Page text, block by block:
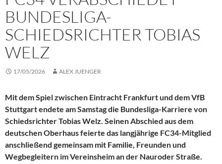
BUNDESLIGA-
SCHIEDSRICHTER TOBIAS
WELZ
17/05/2026 ALEX JUENGER
Mit dem Spiel zwischen Eintracht Frankfurt und dem VfB
Stuttgart endete am Samstag die Bundesliga-Karriere von
Schiedsrichter Tobias Welz. Seinen Abschied aus dem
deutschen Oberhaus feierte das langjährige FC34-Mitglied
anschließend gemeinsam mit Familie, Freunden und
Wegbegleitern im Vereinsheim an der Nauroder Straße.